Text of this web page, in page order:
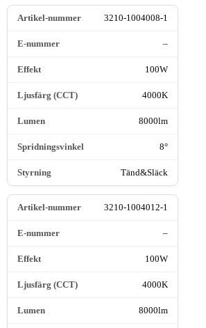
3210-1004008-1
–
100W
4000K
8000lm
8°
Tänd&Släck
3210-1004012-1
–
100W
4000K
8000lm